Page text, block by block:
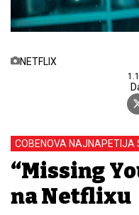
NETFLIX
COBENOVA NAJNAPETIJA
“Missing
na Netflixu